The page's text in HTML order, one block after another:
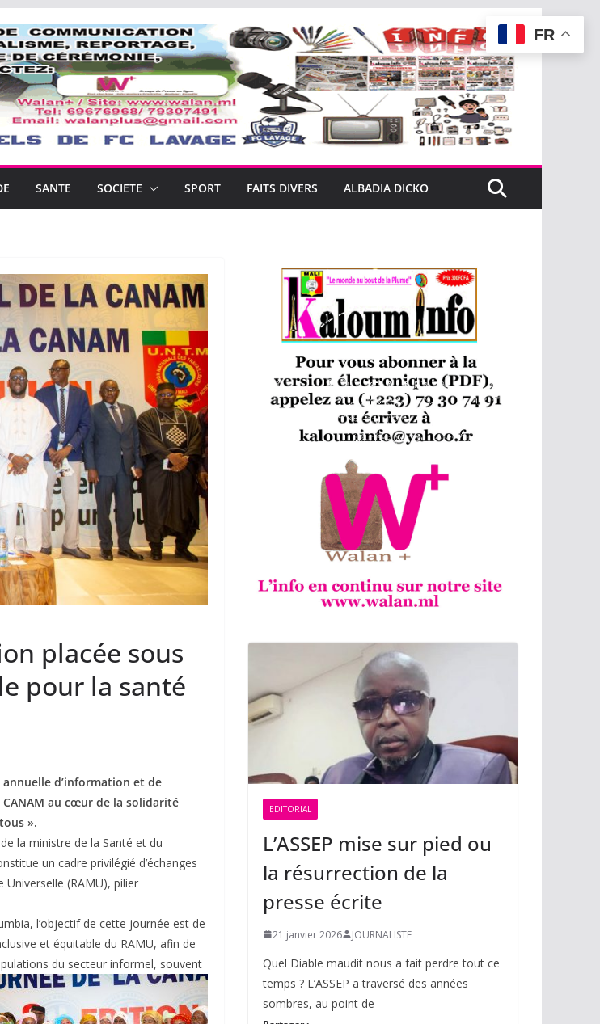
SANTE SOCIETE SPORT FAITS DIVERS ALBADIA DICKO
placée sous
pour la santé
annuelle d’information et de
CANAM au cœur de la solidarité
».
la ministre de la Santé et du
un cadre privilégié d’échanges
(RAMU), pilier
l’objectif de cette journée est de
et équitable du RAMU, afin de
du secteur informel, souvent
EDITORIAL
L’ASSEP mise sur pied ou
la résurrection de la
presse écrite
21 janvier 2026 JOURNALISTE
Quel Diable maudit nous a fait perdre tout ce
temps ? L’ASSEP a traversé des années
sombres, au point de
FR